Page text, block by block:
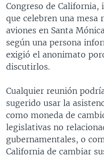
Congreso de California,
que celebren una mesa
aviones en Santa
según una persona
exigió el anonimato
discutirlos.
Cualquier reunión
sugerido usar la
como moneda de
legislativas no
gubernamentales, o
California de cambiar